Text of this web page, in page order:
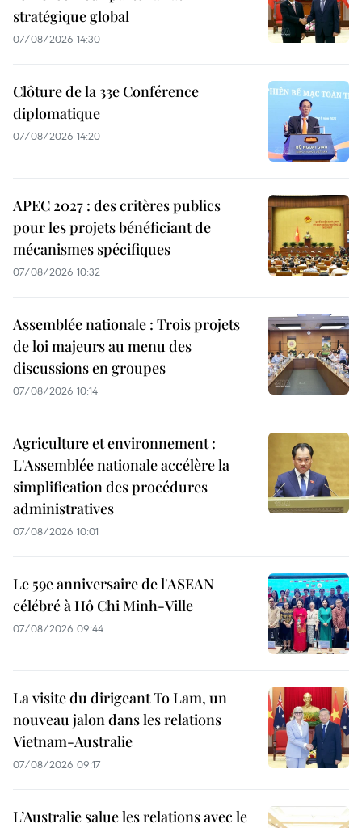
stratégique global
07/08/2026 14:30
Clôture de la 33e Conférence
diplomatique
07/08/2026 14:20
APEC 2027 : des critères publics
pour les projets bénéficiant de
mécanismes spécifiques
07/08/2026 10:32
Assemblée nationale : Trois projets
de loi majeurs au menu des
discussions en groupes
07/08/2026 10:14
Agriculture et environnement :
L'Assemblée nationale accélère la
simplification des procédures
administratives
07/08/2026 10:01
Le 59e anniversaire de l'ASEAN
célébré à Hô Chi Minh-Ville
07/08/2026 09:44
La visite du dirigeant To Lam, un
nouveau jalon dans les relations
Vietnam-Australie
07/08/2026 09:17
L’Australie salue les relations avec le